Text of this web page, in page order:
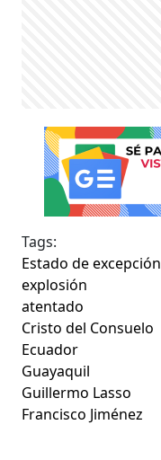
Tags:
Estado de excepción
explosión
atentado
Cristo del Consuelo
Ecuador
Guayaquil
Guillermo Lasso
Francisco Jiménez